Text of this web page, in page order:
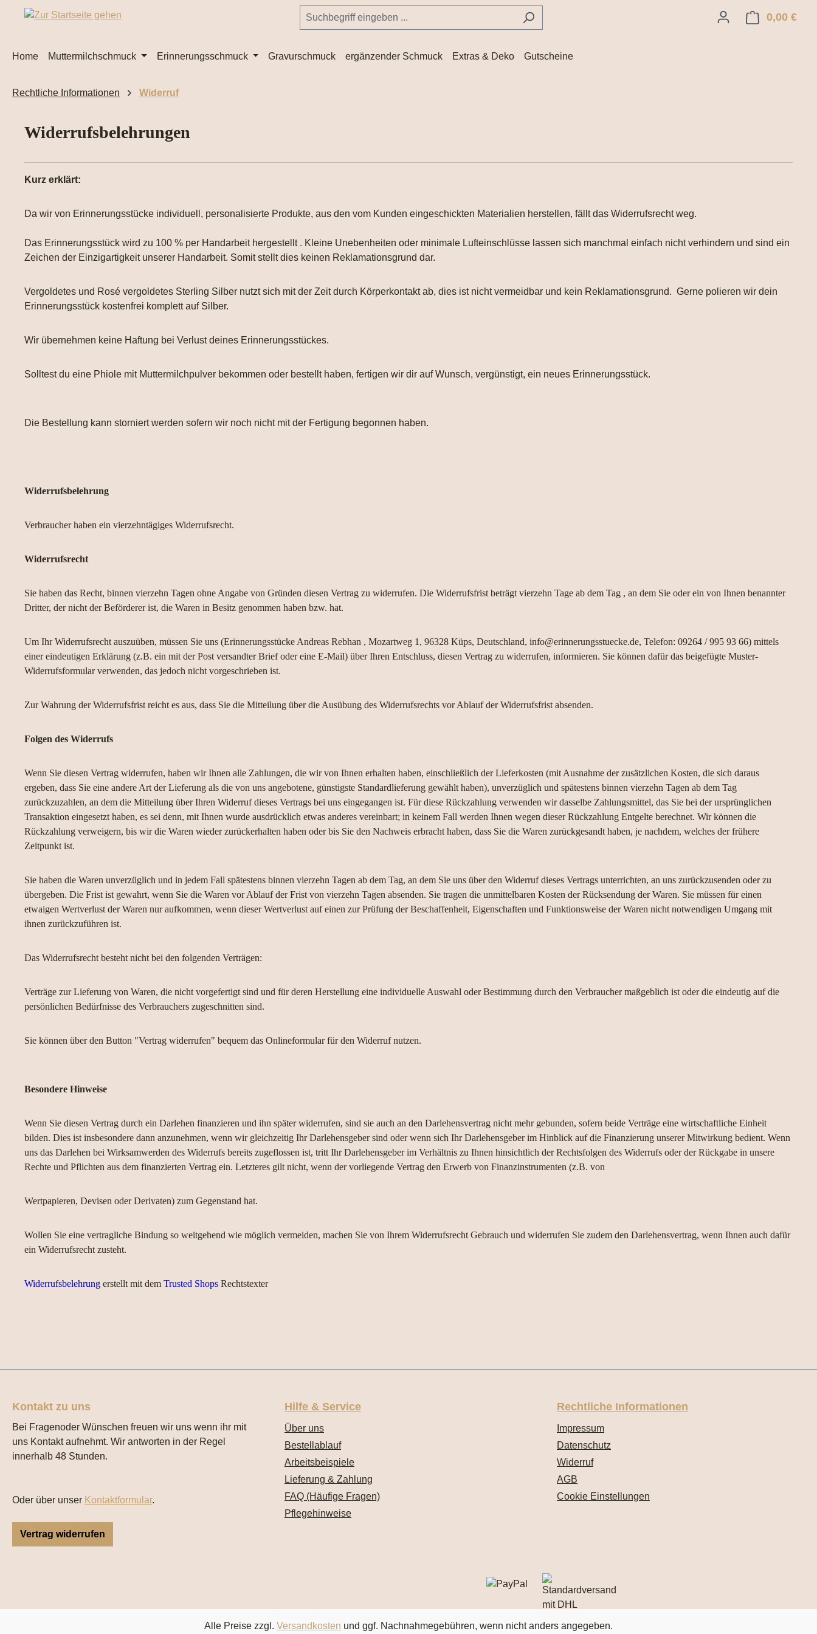
Hauptinhalt springen
Zur Suche springen
Zur Hauptnavigation springen 0,00 €
Home Muttermilchschmuck Erinnerungsschmuck Gravurschmuck ergänzender Schmuck Extras & Deko Gutscheine
Rechtliche Informationen Widerruf
Widerrufsbelehrungen
Kurz erklärt:
Da wir von Erinnerungsstücke individuell, personalisierte Produkte, aus den vom Kunden eingeschickten Materialien herstellen, fällt das Widerrufsrecht weg.
Das Erinnerungsstück wird zu 100 % per Handarbeit hergestellt . Kleine Unebenheiten oder minimale Lufteinschlüsse lassen sich manchmal einfach nicht verhindern und sind ein
Zeichen der Einzigartigkeit unserer Handarbeit. Somit stellt dies keinen Reklamationsgrund dar.
Vergoldetes und Rosé vergoldetes Sterling Silber nutzt sich mit der Zeit durch Körperkontakt ab, dies ist nicht vermeidbar und kein Reklamationsgrund. Gerne polieren wir dein
Erinnerungsstück kostenfrei komplett auf Silber.
Wir übernehmen keine Haftung bei Verlust deines Erinnerungsstückes.
Solltest du eine Phiole mit Muttermilchpulver bekommen oder bestellt haben, fertigen wir dir auf Wunsch, vergünstigt, ein neues Erinnerungsstück.
Die Bestellung kann storniert werden sofern wir noch nicht mit der Fertigung begonnen haben.
Widerrufsbelehrung
Verbraucher haben ein vierzehntägiges Widerrufsrecht.
Widerrufsrecht
Sie haben das Recht, binnen vierzehn Tagen ohne Angabe von Gründen diesen Vertrag zu widerrufen. Die Widerrufsfrist beträgt vierzehn Tage ab dem Tag , an dem Sie oder ein von Ihnen benannter
Dritter, der nicht der Beförderer ist, die Waren in Besitz genommen haben bzw. hat.
Um Ihr Widerrufsrecht auszuüben, müssen Sie uns (Erinnerungsstücke Andreas Rebhan , Mozartweg 1, 96328 Küps, Deutschland, info@erinnerungsstuecke.de, Telefon: 09264 / 995 93 66) mittels
einer eindeutigen Erklärung (z.B. ein mit der Post versandter Brief oder eine E-Mail) über Ihren Entschluss, diesen Vertrag zu widerrufen, informieren. Sie können dafür das beigefügte Muster-
Widerrufsformular verwenden, das jedoch nicht vorgeschrieben ist.
Zur Wahrung der Widerrufsfrist reicht es aus, dass Sie die Mitteilung über die Ausübung des Widerrufsrechts vor Ablauf der Widerrufsfrist absenden.
Folgen des Widerrufs
Wenn Sie diesen Vertrag widerrufen, haben wir Ihnen alle Zahlungen, die wir von Ihnen erhalten haben, einschließlich der Lieferkosten (mit Ausnahme der zusätzlichen Kosten, die sich daraus
ergeben, dass Sie eine andere Art der Lieferung als die von uns angebotene, günstigste Standardlieferung gewählt haben), unverzüglich und spätestens binnen vierzehn Tagen ab dem Tag
zurückzuzahlen, an dem die Mitteilung über Ihren Widerruf dieses Vertrags bei uns eingegangen ist. Für diese Rückzahlung verwenden wir dasselbe Zahlungsmittel, das Sie bei der ursprünglichen
Transaktion eingesetzt haben, es sei denn, mit Ihnen wurde ausdrücklich etwas anderes vereinbart; in keinem Fall werden Ihnen wegen dieser Rückzahlung Entgelte berechnet. Wir können die
Rückzahlung verweigern, bis wir die Waren wieder zurückerhalten haben oder bis Sie den Nachweis erbracht haben, dass Sie die Waren zurückgesandt haben, je nachdem, welches der frühere
Zeitpunkt ist.
Sie haben die Waren unverzüglich und in jedem Fall spätestens binnen vierzehn Tagen ab dem Tag, an dem Sie uns über den Widerruf dieses Vertrags unterrichten, an uns zurückzusenden oder zu
übergeben. Die Frist ist gewahrt, wenn Sie die Waren vor Ablauf der Frist von vierzehn Tagen absenden. Sie tragen die unmittelbaren Kosten der Rücksendung der Waren. Sie müssen für einen
etwaigen Wertverlust der Waren nur aufkommen, wenn dieser Wertverlust auf einen zur Prüfung der Beschaffenheit, Eigenschaften und Funktionsweise der Waren nicht notwendigen Umgang mit
ihnen zurückzuführen ist.
Das Widerrufsrecht besteht nicht bei den folgenden Verträgen:
Verträge zur Lieferung von Waren, die nicht vorgefertigt sind und für deren Herstellung eine individuelle Auswahl oder Bestimmung durch den Verbraucher maßgeblich ist oder die eindeutig auf die
persönlichen Bedürfnisse des Verbrauchers zugeschnitten sind.
Sie können über den Button "Vertrag widerrufen" bequem das Onlineformular für den Widerruf nutzen.
Besondere Hinweise
Wenn Sie diesen Vertrag durch ein Darlehen finanzieren und ihn später widerrufen, sind sie auch an den Darlehensvertrag nicht mehr gebunden, sofern beide Verträge eine wirtschaftliche Einheit
bilden. Dies ist insbesondere dann anzunehmen, wenn wir gleichzeitig Ihr Darlehensgeber sind oder wenn sich Ihr Darlehensgeber im Hinblick auf die Finanzierung unserer Mitwirkung bedient. Wenn
uns das Darlehen bei Wirksamwerden des Widerrufs bereits zugeflossen ist, tritt Ihr Darlehensgeber im Verhältnis zu Ihnen hinsichtlich der Rechtsfolgen des Widerrufs oder der Rückgabe in unsere
Rechte und Pflichten aus dem finanzierten Vertrag ein. Letzteres gilt nicht, wenn der vorliegende Vertrag den Erwerb von Finanzinstrumenten (z.B. von
Wertpapieren, Devisen oder Derivaten) zum Gegenstand hat.
Wollen Sie eine vertragliche Bindung so weitgehend wie möglich vermeiden, machen Sie von Ihrem Widerrufsrecht Gebrauch und widerrufen Sie zudem den Darlehensvertrag, wenn Ihnen auch dafür
ein Widerrufsrecht zusteht.
Widerrufsbelehrung erstellt mit dem Trusted Shops Rechtstexter
Kontakt zu uns
Bei Fragenoder Wünschen freuen wir uns wenn ihr mit
uns Kontakt aufnehmt. Wir antworten in der Regel
innerhalb 48 Stunden.
Oder über unser Kontaktformular.
Vertrag widerrufen
Hilfe & Service
Über uns
Bestellablauf
Arbeitsbeispiele
Lieferung & Zahlung
FAQ (Häufige Fragen)
Pflegehinweise
Rechtliche Informationen
Impressum
Datenschutz
Widerruf
AGB
Cookie Einstellungen
Alle Preise zzgl. Versandkosten und ggf. Nachnahmegebühren, wenn nicht anders angegeben.